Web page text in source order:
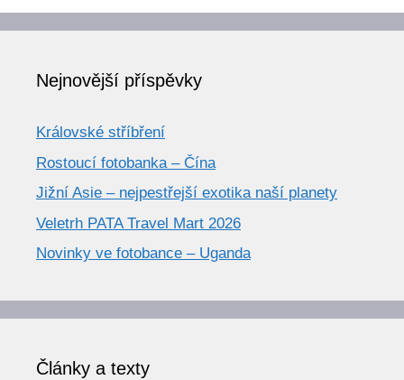
Nejnovější příspěvky
Královské stříbření
Rostoucí fotobanka – Čína
Jižní Asie – nejpestřejší exotika naší planety
Veletrh PATA Travel Mart 2026
Novinky ve fotobance – Uganda
Články a texty